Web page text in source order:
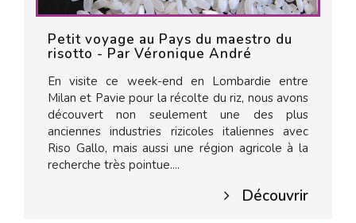
Petit voyage au Pays du maestro du
risotto - Par Véronique André
En visite ce week-end en Lombardie entre
Milan et Pavie pour la récolte du riz, nous avons
découvert non seulement une des plus
anciennes industries rizicoles italiennes avec
Riso Gallo, mais aussi une région agricole à la
recherche très pointue....
Découvrir